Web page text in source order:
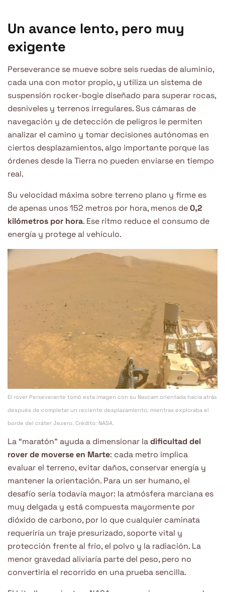
Un avance lento, pero muy
exigente
Perseverance se mueve sobre seis ruedas de aluminio,
cada una con motor propio, y utiliza un sistema de
suspensión rocker-bogie diseñado para superar rocas,
desniveles y terrenos irregulares. Sus cámaras de
navegación y de detección de peligros le permiten
analizar el camino y tomar decisiones autónomas en
ciertos desplazamientos, algo importante porque las
órdenes desde la Tierra no pueden enviarse en tiempo
real.
Su velocidad máxima sobre terreno plano y firme es
de apenas unos 152 metros por hora, menos de0,2
kilómetros por hora. Ese ritmo reduce el consumo de
energía y protege al vehículo.
El rover Perseverante tomó esta imagen con su Navcam orientada hacia atrás
después de completar un reciente desplazamiento, mientras exploraba el
borde del cráter Jezero. Crédito: NASA.
La “maratón” ayuda a dimensionar ladificultad del
rover de moverse en Marte: cada metro implica
evaluar el terreno, evitar daños, conservar energía y
mantener la orientación. Para un ser humano, el
desafío sería todavía mayor: la atmósfera marciana es
muy delgada y está compuesta mayormente por
dióxido de carbono, por lo que cualquier caminata
requeriría un traje presurizado, soporte vital y
protección frente al frío, el polvo y la radiación. La
menor gravedad aliviaría parte del peso, pero no
convertiría el recorrido en una prueba sencilla.